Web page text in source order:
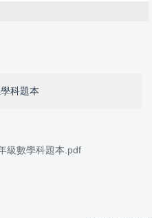
科題本
級數學科題本.pdf